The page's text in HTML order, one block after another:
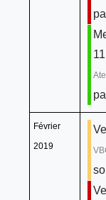
Février
2019